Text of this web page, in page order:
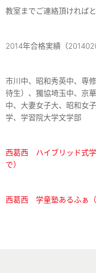
教室までご連絡頂ければと
2014年合格実績（
市川中、昭和秀英中、専
待生）、獨協埼玉中、京
中、大妻女子大、昭和女
学、学習院大学文学部
西葛西 ハイブリッド式
で）
西葛西 学童塾あるふぁ（